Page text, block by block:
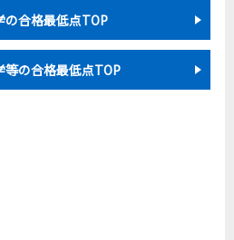
の合格最低点TOP
等の合格最低点TOP